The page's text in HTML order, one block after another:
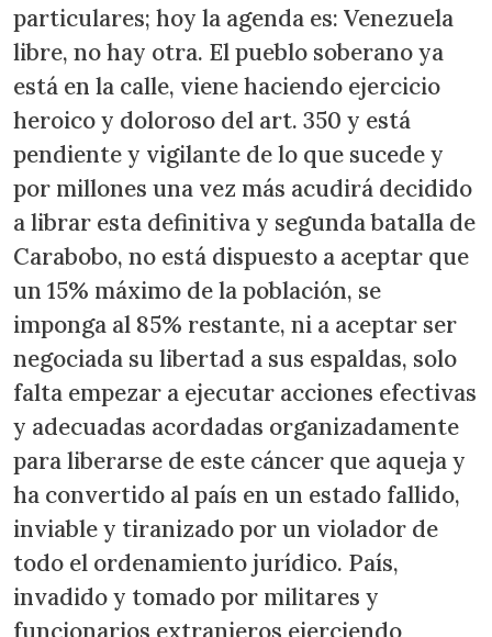
particulares; hoy la agenda es: Venezuela
libre, no hay otra. El pueblo soberano ya
está en la calle, viene haciendo ejercicio
heroico y doloroso del art. 350 y está
pendiente y vigilante de lo que sucede y
por millones una vez más acudirá decidido
a librar esta definitiva y segunda batalla de
Carabobo, no está dispuesto a aceptar que
un 15% máximo de la población, se
imponga al 85% restante, ni a aceptar ser
negociada su libertad a sus espaldas, solo
falta empezar a ejecutar acciones efectivas
y adecuadas acordadas organizadamente
para liberarse de este cáncer que aqueja y
ha convertido al país en un estado fallido,
inviable y tiranizado por un violador de
todo el ordenamiento jurídico. País,
invadido y tomado por militares y
funcionarios extranjeros ejerciendo